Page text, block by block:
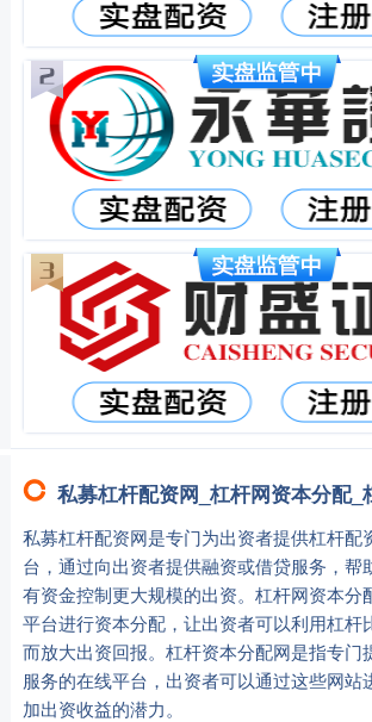
私募杠杆配资网_杠杆网资本分配_
私募杠杆配资网是专门为出资者提供杠杆配
台，通过向出资者提供融资或借贷服务，帮
有资金控制更大规模的出资。杠杆网资本分
平台进行资本分配，让出资者可以利用杠杆
而放大出资回报。杠杆资本分配网是指专门
服务的在线平台，出资者可以通过这些网站
加出资收益的潜力。